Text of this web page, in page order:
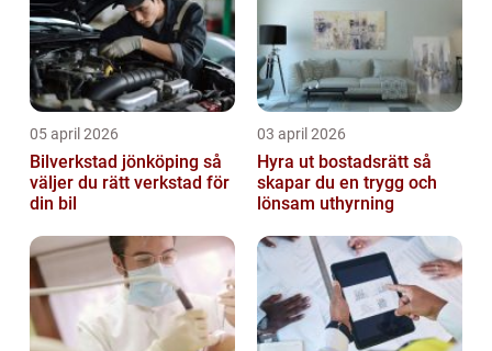
05 april 2026
Bilverkstad jönköping så
väljer du rätt verkstad för
din bil
03 april 2026
Hyra ut bostadsrätt så
skapar du en trygg och
lönsam uthyrning